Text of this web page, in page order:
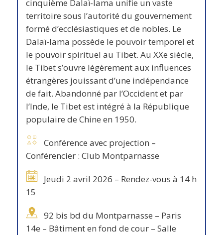
cinquième Dalaï-lama unifie un vaste
territoire sous l’autorité du gouvernement
formé d’ecclésiastiques et de nobles. Le
Dalaï-lama possède le pouvoir temporel et
le pouvoir spirituel au Tibet. Au XXe siècle,
le Tibet s’ouvre légèrement aux influences
étrangères jouissant d’une indépendance
de fait. Abandonné par l’Occident et par
l’Inde, le Tibet est intégré à la République
populaire de Chine en 1950.
Conférence avec projection –
Conférencier : Club Montparnasse
Jeudi 2 avril 2026 – Rendez-vous à 14 h
15
92 bis bd du Montparnasse – Paris
14e – Bâtiment en fond de cour – Salle